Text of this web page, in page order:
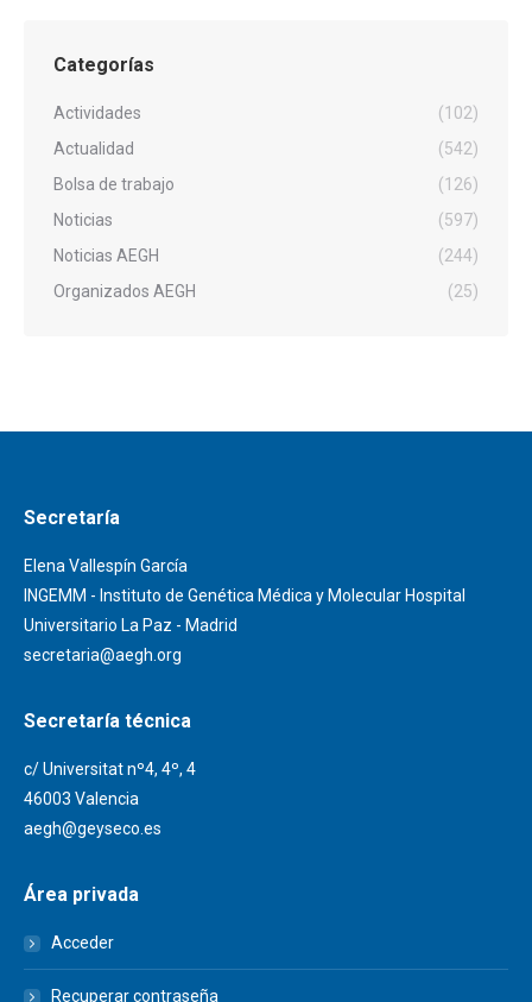
Categorías
Actividades
(102)
Actualidad
(542)
Bolsa de trabajo
(126)
Noticias
(597)
Noticias AEGH
(244)
Organizados AEGH
(25)
Secretaría
Elena Vallespín García
INGEMM - Instituto de Genética Médica y Molecular Hospital
Universitario La Paz - Madrid
secretaria@aegh.org
Secretaría técnica
c/ Universitat nº4, 4º, 4
46003 Valencia
aegh@geyseco.es
Área privada
Acceder
Recuperar contraseña